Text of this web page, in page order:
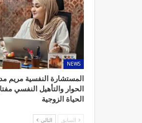
NEWS
المستشارة النفسية مريم
الحوار والتأهيل النفسي
الحياة الزوجية
السابق التالي